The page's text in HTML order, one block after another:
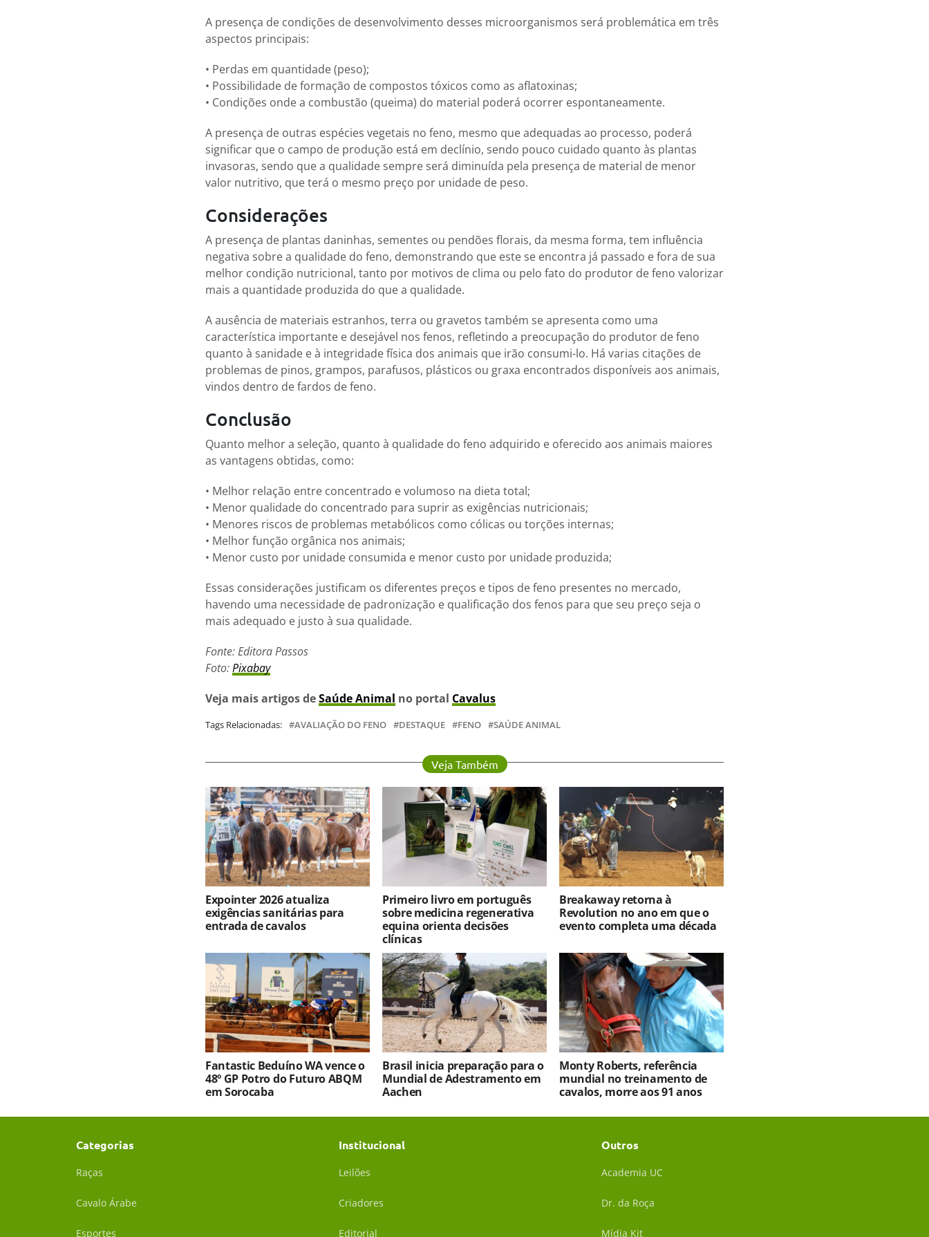
A presença de condições de desenvolvimento desses microorganismos será problemática em três
aspectos principais:
• Perdas em quantidade (peso);
• Possibilidade de formação de compostos tóxicos como as aflatoxinas;
• Condições onde a combustão (queima) do material poderá ocorrer espontaneamente.
A presença de outras espécies vegetais no feno, mesmo que adequadas ao processo, poderá
significar que o campo de produção está em declínio, sendo pouco cuidado quanto às plantas
invasoras, sendo que a qualidade sempre será diminuída pela presença de material de menor
valor nutritivo, que terá o mesmo preço por unidade de peso.
Considerações
A presença de plantas daninhas, sementes ou pendões florais, da mesma forma, tem influência
negativa sobre a qualidade do feno, demonstrando que este se encontra já passado e fora de sua
melhor condição nutricional, tanto por motivos de clima ou pelo fato do produtor de feno valorizar
mais a quantidade produzida do que a qualidade.
A ausência de materiais estranhos, terra ou gravetos também se apresenta como uma
característica importante e desejável nos fenos, refletindo a preocupação do produtor de feno
quanto à sanidade e à integridade física dos animais que irão consumi-lo. Há varias citações de
problemas de pinos, grampos, parafusos, plásticos ou graxa encontrados disponíveis aos animais,
vindos dentro de fardos de feno.
Conclusão
Quanto melhor a seleção, quanto à qualidade do feno adquirido e oferecido aos animais maiores
as vantagens obtidas, como:
• Melhor relação entre concentrado e volumoso na dieta total;
• Menor qualidade do concentrado para suprir as exigências nutricionais;
• Menores riscos de problemas metabólicos como cólicas ou torções internas;
• Melhor função orgânica nos animais;
• Menor custo por unidade consumida e menor custo por unidade produzida;
Essas considerações justificam os diferentes preços e tipos de feno presentes no mercado,
havendo uma necessidade de padronização e qualificação dos fenos para que seu preço seja o
mais adequado e justo à sua qualidade.
Fonte: Editora Passos
Foto:Pixabay
Veja mais artigos deSaúde Animal no portal Cavalus
Tags Relacionadas: AVALIAÇÃO DO FENO DESTAQUE FENO SAÚDE ANIMAL
Veja Também
Expointer 2026 atualiza
exigências sanitárias para
entrada de cavalos
Primeiro livro em português
sobre medicina regenerativa
equina orienta decisões
clínicas
Breakaway retorna à
Revolution no ano em que o
evento completa uma década
Fantastic Beduíno WA vence o
48º GP Potro do Futuro ABQM
em Sorocaba
Brasil inicia preparação para o
Mundial de Adestramento em
Aachen
Monty Roberts, referência
mundial no treinamento de
cavalos, morre aos 91 anos
Categorias
Raças
Cavalo Árabe
Esportes
Institucional
Leilões
Criadores
Editorial
Outros
Academia UC
Dr. da Roça
Mídia Kit